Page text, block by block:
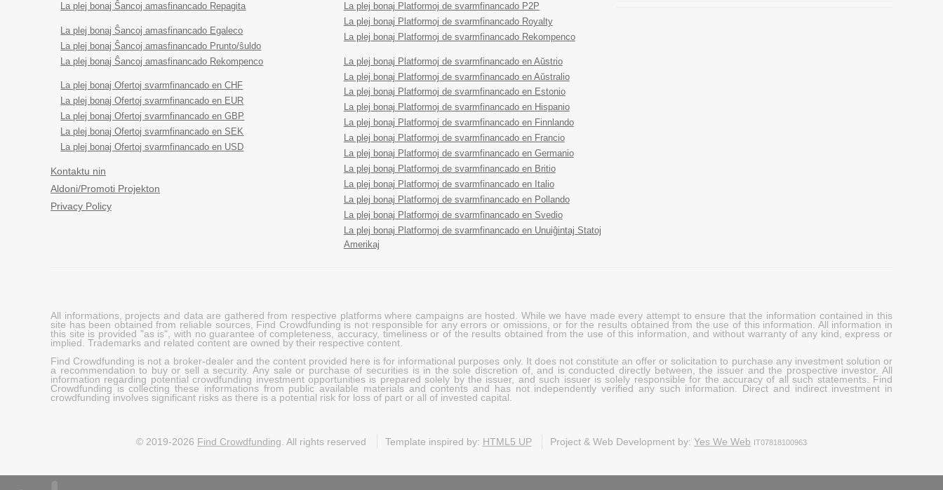
La plej bonaj Ŝancoj amasfinancado Repagita
La plej bonaj Ŝancoj amasfinancado Egaleco
La plej bonaj Ŝancoj amasfinancado Prunto/ŝuldo
La plej bonaj Ŝancoj amasfinancado Rekompenco
La plej bonaj Ofertoj svarmfinancado en CHF
La plej bonaj Ofertoj svarmfinancado en EUR
La plej bonaj Ofertoj svarmfinancado en GBP
La plej bonaj Ofertoj svarmfinancado en SEK
La plej bonaj Ofertoj svarmfinancado en USD
Kontaktu nin
Aldoni/Promoti Projekton
Privacy Policy
La plej bonaj Platformoj de svarmfinancado P2P
La plej bonaj Platformoj de svarmfinancado Royalty
La plej bonaj Platformoj de svarmfinancado Rekompenco
La plej bonaj Platformoj de svarmfinancado en Aŭstrio
La plej bonaj Platformoj de svarmfinancado en Aŭstralio
La plej bonaj Platformoj de svarmfinancado en Estonio
La plej bonaj Platformoj de svarmfinancado en Hispanio
La plej bonaj Platformoj de svarmfinancado en Finnlando
La plej bonaj Platformoj de svarmfinancado en Francio
La plej bonaj Platformoj de svarmfinancado en Germanio
La plej bonaj Platformoj de svarmfinancado en Britio
La plej bonaj Platformoj de svarmfinancado en Italio
La plej bonaj Platformoj de svarmfinancado en Pollando
La plej bonaj Platformoj de svarmfinancado en Svedio
La plej bonaj Platformoj de svarmfinancado en Unuiĝintaj Statoj
Amerikaj
All informations, projects and data are gathered from respective platforms where campaigns are hosted. While we have made every attempt to ensure that the information contained in this
site has been obtained from reliable sources, Find Crowdfunding is not responsible for any errors or omissions, or for the results obtained from the use of this information. All information in
this site is provided "as is", with no guarantee of completeness, accuracy, timeliness or of the results obtained from the use of this information, and without warranty of any kind, express or
implied. Trademarks and related content are owned by their respective content.
Find Crowdfunding is not a broker-dealer and the content provided here is for informational purposes only. It does not constitute an offer or solicitation to purchase any investment solution or
a recommendation to buy or sell a security. Any sale or purchase of securities is in the sole discretion of, and is conducted directly between, the issuer and the prospective investor. All
information regarding potential crowdfunding investment opportunities is prepared solely by the issuer, and such issuer is solely responsible for the accuracy of all such statements. Find
Crowdfunding is collecting these informations from public available materials and contents and has not independently verified any such information. Direct and indirect investment in
crowdfunding involves significant risks as there is a potential risk for loss of part or all of invested capital.
© 2019-2026 Find Crowdfunding . All rights reserved Template inspired by: HTML5 UP Project & Web Development by:Yes We Web IT07818100963